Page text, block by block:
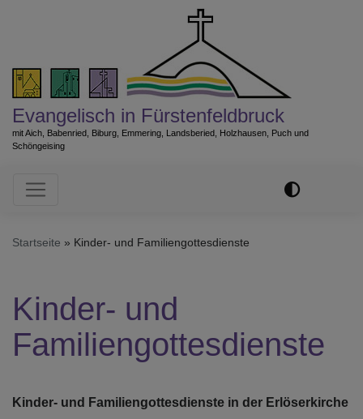
Evangelisch in Fürstenfeldbruck
mit Aich, Babenried, Biburg, Emmering, Landsberied, Holzhausen, Puch und
Schöngeising
Hauptnavigation
Startseite Kinder- und Familiengottesdienste
Kinder- und
Familiengottesdienste
Kinder- und Familiengottesdienste in der Erlöserkirche